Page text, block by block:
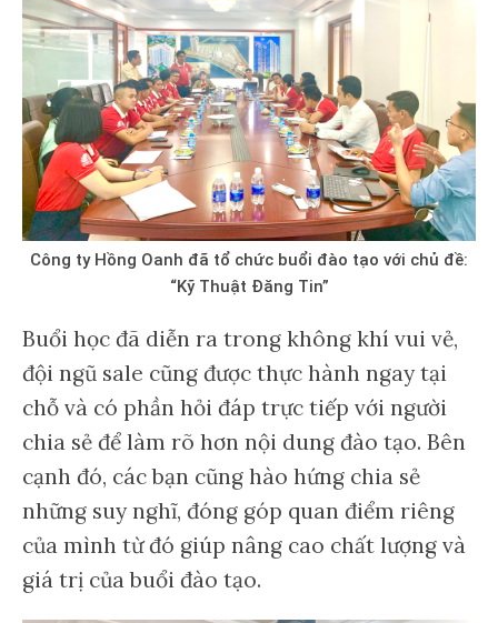
Công ty Hồng Oanh đã tổ chức buổi đào tạo với chủ đề:
“Kỹ Thuật Đăng Tin”
Buổi học đã diễn ra trong không khí vui vẻ,
đội ngũ sale cũng được thực hành ngay tại
chỗ và có phần hỏi đáp trực tiếp với người
chia sẻ để làm rõ hơn nội dung đào tạo. Bên
cạnh đó, các bạn cũng hào hứng chia sẻ
những suy nghĩ, đóng góp quan điểm riêng
của mình từ đó giúp nâng cao chất lượng và
giá trị của buổi đào tạo.